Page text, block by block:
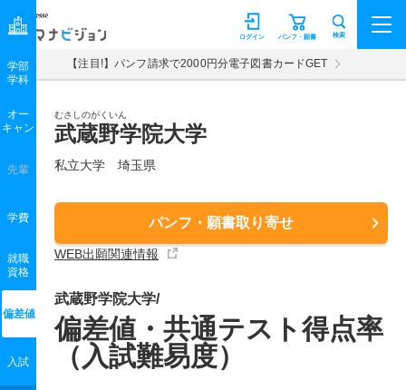
マナビジョン パンフ・願書
ログイン 検索
【注目!】パンフ請求で2000円分電子図書カードGET
むさしのがくいん
武蔵野学院大学
私立大学 埼玉県
パンフ・願書取り寄せ
WEB出願関連情報
学部
学科
オー
キャン
先輩
学費
就職
資格
偏差値
入試
武蔵野学院大学/
偏差値・共通テスト得点率
（入試難易度）